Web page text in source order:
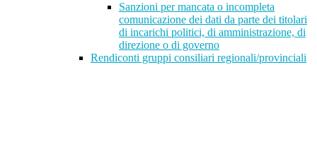
Sanzioni per mancata o incompleta
comunicazione dei dati da parte dei titolari
di incarichi politici, di amministrazione, di
direzione o di governo
Rendiconti gruppi consiliari regionali/provinciali